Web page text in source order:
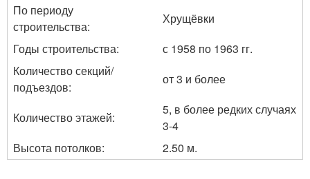
По периоду
строительства:
Хрущёвки
Годы строительства:
с 1958 по 1963 гг.
Количество секций/
подъездов:
от 3 и более
Количество этажей:
5, в более редких случаях
3-4
Высота потолков:
2.50 м.